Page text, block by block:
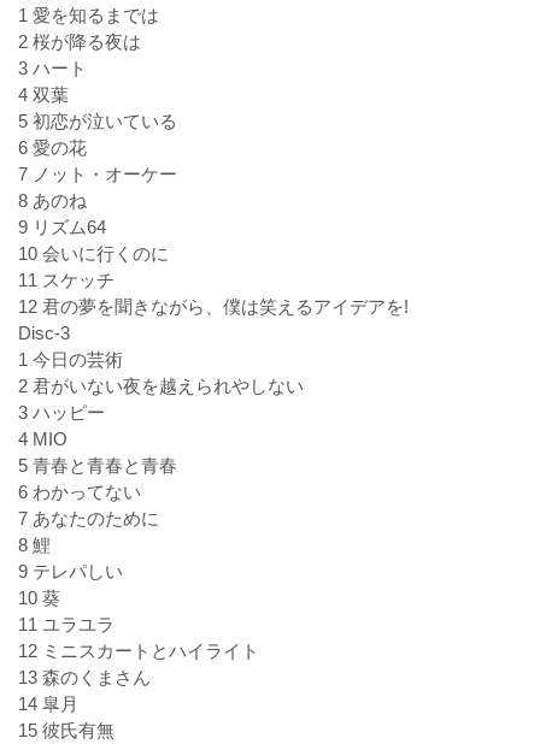
1 愛を知るまでは
2 桜が降る夜は
3 ハート
4 双葉
5 初恋が泣いている
6 愛の花
7 ノット・オーケー
8 あのね
9 リズム64
10 会いに行くのに
11 スケッチ
12 君の夢を聞きながら、僕は笑えるアイデアを!
Disc-3
1 今日の芸術
2 君がいない夜を越えられやしない
3 ハッピー
4 MIO
5 青春と青春と青春
6 わかってない
7 あなたのために
8 鯉
9 テレパしい
10 葵
11 ユラユラ
12 ミニスカートとハイライト
13 森のくまさん
14 皐月
15 彼氏有無